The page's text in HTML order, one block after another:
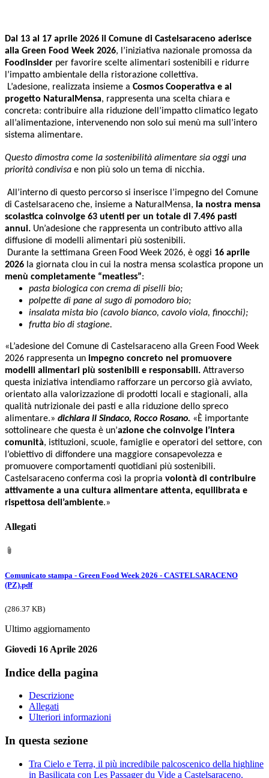
Dal 13 al 17 aprile 2026 il Comune di Castelsaraceno aderisce
alla Green Food Week 2026, l’iniziativa nazionale promossa da
Foodinsider per favorire scelte alimentari sostenibili e ridurre
l’impatto ambientale della ristorazione collettiva.
L’adesione, realizzata insieme a Cosmos Cooperativa e al
progetto NaturalMensa, rappresenta una scelta chiara e
concreta: contribuire alla riduzione dell’impatto climatico legato
all’alimentazione, intervenendo non solo sui menù ma sull’intero
sistema alimentare.
Questo dimostra come la sostenibilità alimentare sia oggi una
priorità condivisa e non più solo un tema di nicchia.
All’interno di questo percorso si inserisce l’impegno del Comune
di Castelsaraceno che, insieme a NaturalMensa, la nostra mensa
scolastica coinvolge 63 utenti per un totale di 7.496 pasti
annui. Un’adesione che rappresenta un contributo attivo alla
diffusione di modelli alimentari più sostenibili.
Durante la settimana Green Food Week 2026, è oggi 16 aprile
2026 la giornata clou in cui la nostra mensa scolastica propone un
menù completamente “meatless”:
pasta biologica con crema di piselli bio;
polpette di pane al sugo di pomodoro bio;
insalata mista bio (cavolo bianco, cavolo viola, finocchi);
frutta bio di stagione.
«L’adesione del Comune di Castelsaraceno alla Green Food Week
2026 rappresenta un impegno concreto nel promuovere
modelli alimentari più sostenibili e responsabili. Attraverso
questa iniziativa intendiamo rafforzare un percorso già avviato,
orientato alla valorizzazione di prodotti locali e stagionali, alla
qualità nutrizionale dei pasti e alla riduzione dello spreco
alimentare.» dichiara il Sindaco, Rocco Rosano. «È importante
sottolineare che questa è un’azione che coinvolge l’intera
comunità, istituzioni, scuole, famiglie e operatori del settore, con
l’obiettivo di diffondere una maggiore consapevolezza e
promuovere comportamenti quotidiani più sostenibili.
Castelsaraceno conferma così la propria volontà di contribuire
attivamente a una cultura alimentare attenta, equilibrata e
rispettosa dell’ambiente.»
Allegati
Comunicato stampa - Green Food Week 2026 - CASTELSARACENO
(PZ).pdf
(286.37 KB)
Ultimo aggiornamento
Giovedi 16 Aprile 2026
Indice della pagina
Descrizione
Allegati
Ulteriori informazioni
In questa sezione
Tra Cielo e Terra, il più incredibile palcoscenico della highline
in Basilicata con Les Passager du Vide a Castelsaraceno.